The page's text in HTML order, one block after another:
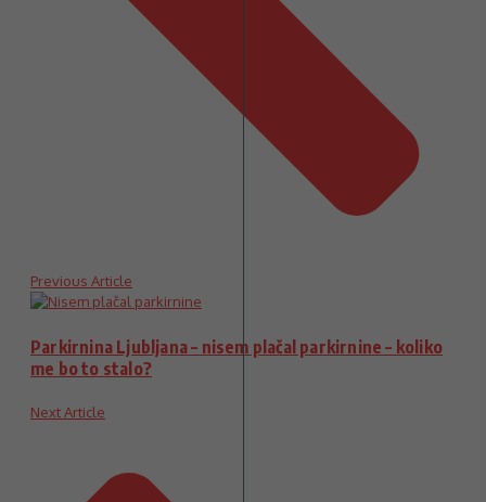
Previous Article
Parkirnina Ljubljana – nisem plačal parkirnine – koliko
me bo to stalo?
Next Article